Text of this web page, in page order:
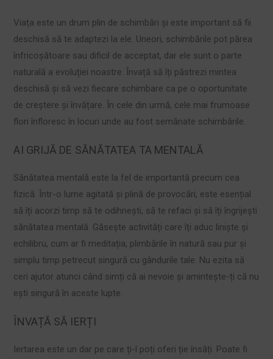
Viața este un drum plin de schimbări și este important să fii
deschisă să te adaptezi la ele. Uneori, schimbările pot părea
înfricoșătoare sau dificil de acceptat, dar ele sunt o parte
naturală a evoluției noastre. Învață să îți păstrezi mintea
deschisă și să vezi fiecare schimbare ca pe o oportunitate
de creștere și învățare. În cele din urmă, cele mai frumoase
flori înfloresc în locuri unde au fost semănate schimbările.
AI GRIJĂ DE SĂNĂTATEA TA MENTALĂ
Sănătatea mentală este la fel de importantă precum cea
fizică. Într-o lume agitată și plină de provocări, este esențial
să îți acorzi timp să te odihnești, să te refaci și să îți îngrijești
sănătatea mentală. Găsește activități care îți aduc liniște și
echilibru, cum ar fi meditația, plimbările în natură sau pur și
simplu timp petrecut singură cu gândurile tale. Nu ezita să
ceri ajutor atunci când simți că ai nevoie și amintește-ți că nu
ești singură în aceste lupte.
ÎNVAȚĂ SĂ IERȚI
Iertarea este un dar pe care ți-l poți oferi ție însăți. Poate fi